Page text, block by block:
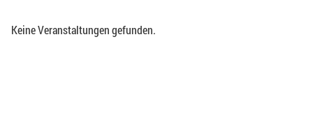
Keine Veranstaltungen gefunden.